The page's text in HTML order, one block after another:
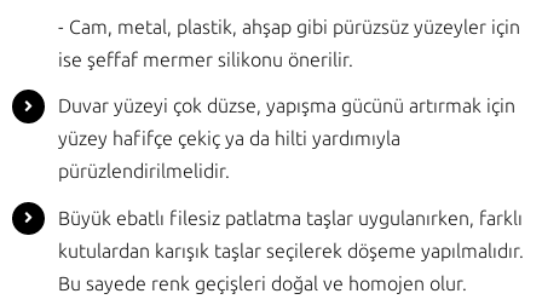
- Cam, metal, plastik, ahşap gibi pürüzsüz yüzeyler için
ise şeffaf mermer silikonu önerilir.
Duvar yüzeyi çok düzse, yapışma gücünü artırmak için
yüzey hafifçe çekiç ya da hilti yardımıyla
pürüzlendirilmelidir.
Büyük ebatlı filesiz patlatma taşlar uygulanırken, farklı
kutulardan karışık taşlar seçilerek döşeme yapılmalıdır.
Bu sayede renk geçişleri doğal ve homojen olur.